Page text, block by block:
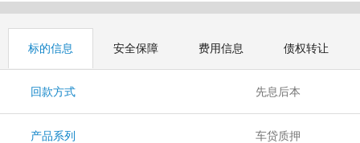
标的信息 安全保障 费用信息 债权转让
回款方式 先息后本
产品系列 车贷质押